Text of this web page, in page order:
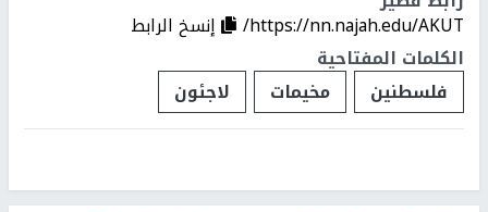
https://nn.najah.edu/AKUT/
إنسخ الرابط
الكلمات المفتاحية
فلسطنين
مخيمات لاجئون